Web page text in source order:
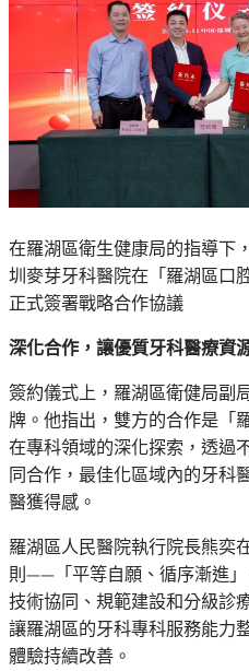
在羅湖區衛生健康局的指導下
圳麥芽牙科醫院在「羅湖區口
正式簽署戰略合作協議
深化合作，讓優質牙科醫療資
簽約儀式上，羅湖區衛健局副
牌。他指出，雙方的合作是 「
在專科領域的深化探索，透過
同合作，最佳化區域內的牙科
醫獲得感。
羅湖區人民醫院執行院長熊奕
則—— 「平等自願、循序漸進」
技術協同、規範建設和分級診
讓羅湖區的牙科專科服務能力
體驗持續改善。